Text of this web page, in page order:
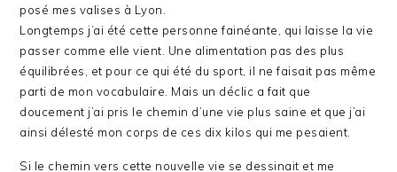
posé mes valises à Lyon.
Longtemps j’ai été cette personne fainéante, qui laisse la vie
passer comme elle vient. Une alimentation pas des plus
équilibrées, et pour ce qui été du sport, il ne faisait pas même
parti de mon vocabulaire. Mais un déclic a fait que
doucement j’ai pris le chemin d’une vie plus saine et que j’ai
ainsi délesté mon corps de ces dix kilos qui me pesaient.
Si le chemin vers cette nouvelle vie se dessinait et me